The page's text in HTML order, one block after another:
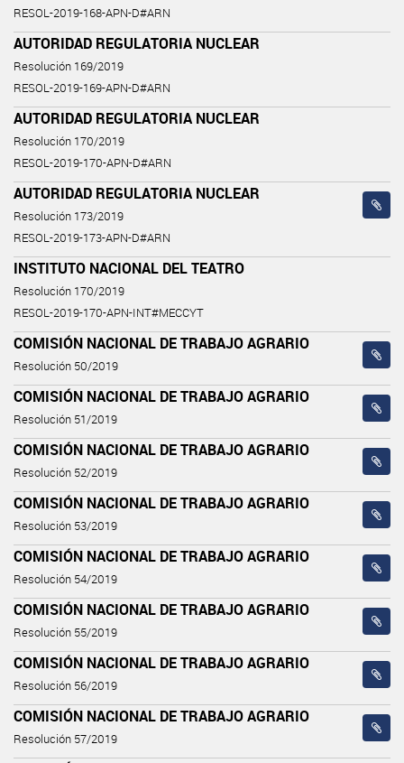
RESOL-2019-168-APN-D#ARN
AUTORIDAD REGULATORIA NUCLEAR
Resolución 169/2019
RESOL-2019-169-APN-D#ARN
AUTORIDAD REGULATORIA NUCLEAR
Resolución 170/2019
RESOL-2019-170-APN-D#ARN
AUTORIDAD REGULATORIA NUCLEAR
Resolución 173/2019
RESOL-2019-173-APN-D#ARN
INSTITUTO NACIONAL DEL TEATRO
Resolución 170/2019
RESOL-2019-170-APN-INT#MECCYT
COMISIÓN NACIONAL DE TRABAJO AGRARIO
Resolución 50/2019
COMISIÓN NACIONAL DE TRABAJO AGRARIO
Resolución 51/2019
COMISIÓN NACIONAL DE TRABAJO AGRARIO
Resolución 52/2019
COMISIÓN NACIONAL DE TRABAJO AGRARIO
Resolución 53/2019
COMISIÓN NACIONAL DE TRABAJO AGRARIO
Resolución 54/2019
COMISIÓN NACIONAL DE TRABAJO AGRARIO
Resolución 55/2019
COMISIÓN NACIONAL DE TRABAJO AGRARIO
Resolución 56/2019
COMISIÓN NACIONAL DE TRABAJO AGRARIO
Resolución 57/2019